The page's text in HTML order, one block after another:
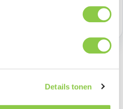
Details tonen
Strap Lite is ontwikkeld